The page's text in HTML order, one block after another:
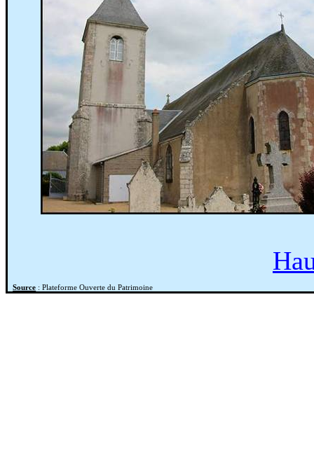
Source : Plateforme Ouverte du Patrimoine